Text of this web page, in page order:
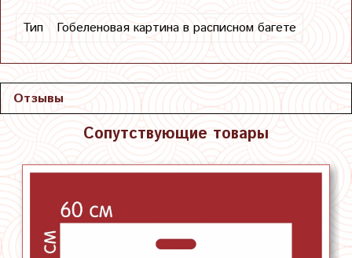
Тип Гобеленовая картина в расписном багете
Отзывы
Сопутствующие товары